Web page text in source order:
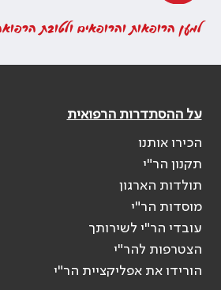
למען הרופאות והרופאים ולטובת
על ההסתדרות הרפואית
הכירו אותנו
תקנון הר"י
תולדות הארגון
מוסדות הר"י
עובדי הר"י לשירותך
הצטרפות להר"י
הורידו את אפליקציית הר"י